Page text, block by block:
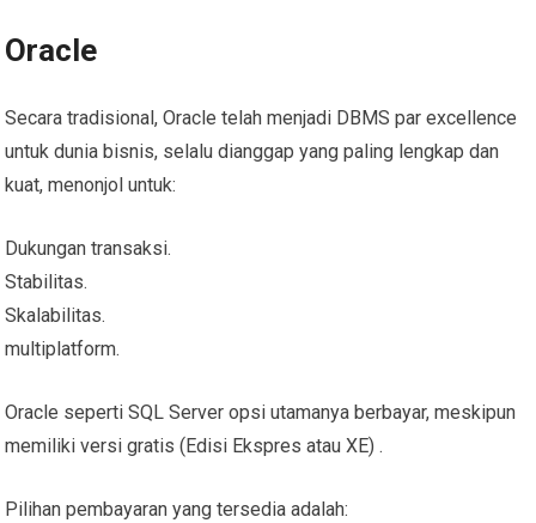
Oracle
Secara tradisional, Oracle telah menjadi DBMS par excellence
untuk dunia bisnis, selalu dianggap yang paling lengkap dan
kuat, menonjol untuk:
Dukungan transaksi.
Stabilitas.
Skalabilitas.
multiplatform.
Oracle seperti SQL Server opsi utamanya berbayar, meskipun
memiliki versi gratis (Edisi Ekspres atau XE) .
Pilihan pembayaran yang tersedia adalah: